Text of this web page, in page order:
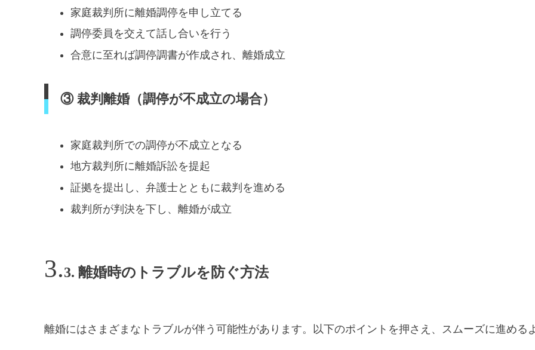
家庭裁判所に離婚調停を申し立てる
調停委員を交えて話し合いを行う
合意に至れば調停調書が作成され、離婚成立
③ 裁判離婚（調停が不成立の場合）
家庭裁判所での調停が不成立となる
地方裁判所に離婚訴訟を提起
証拠を提出し、弁護士とともに裁判を進める
裁判所が判決を下し、離婚が成立
3. 離婚時のトラブルを防ぐ方法
離婚にはさまざまなトラブルが伴う可能性があります。以下のポイントを押さえ、スムーズに進める